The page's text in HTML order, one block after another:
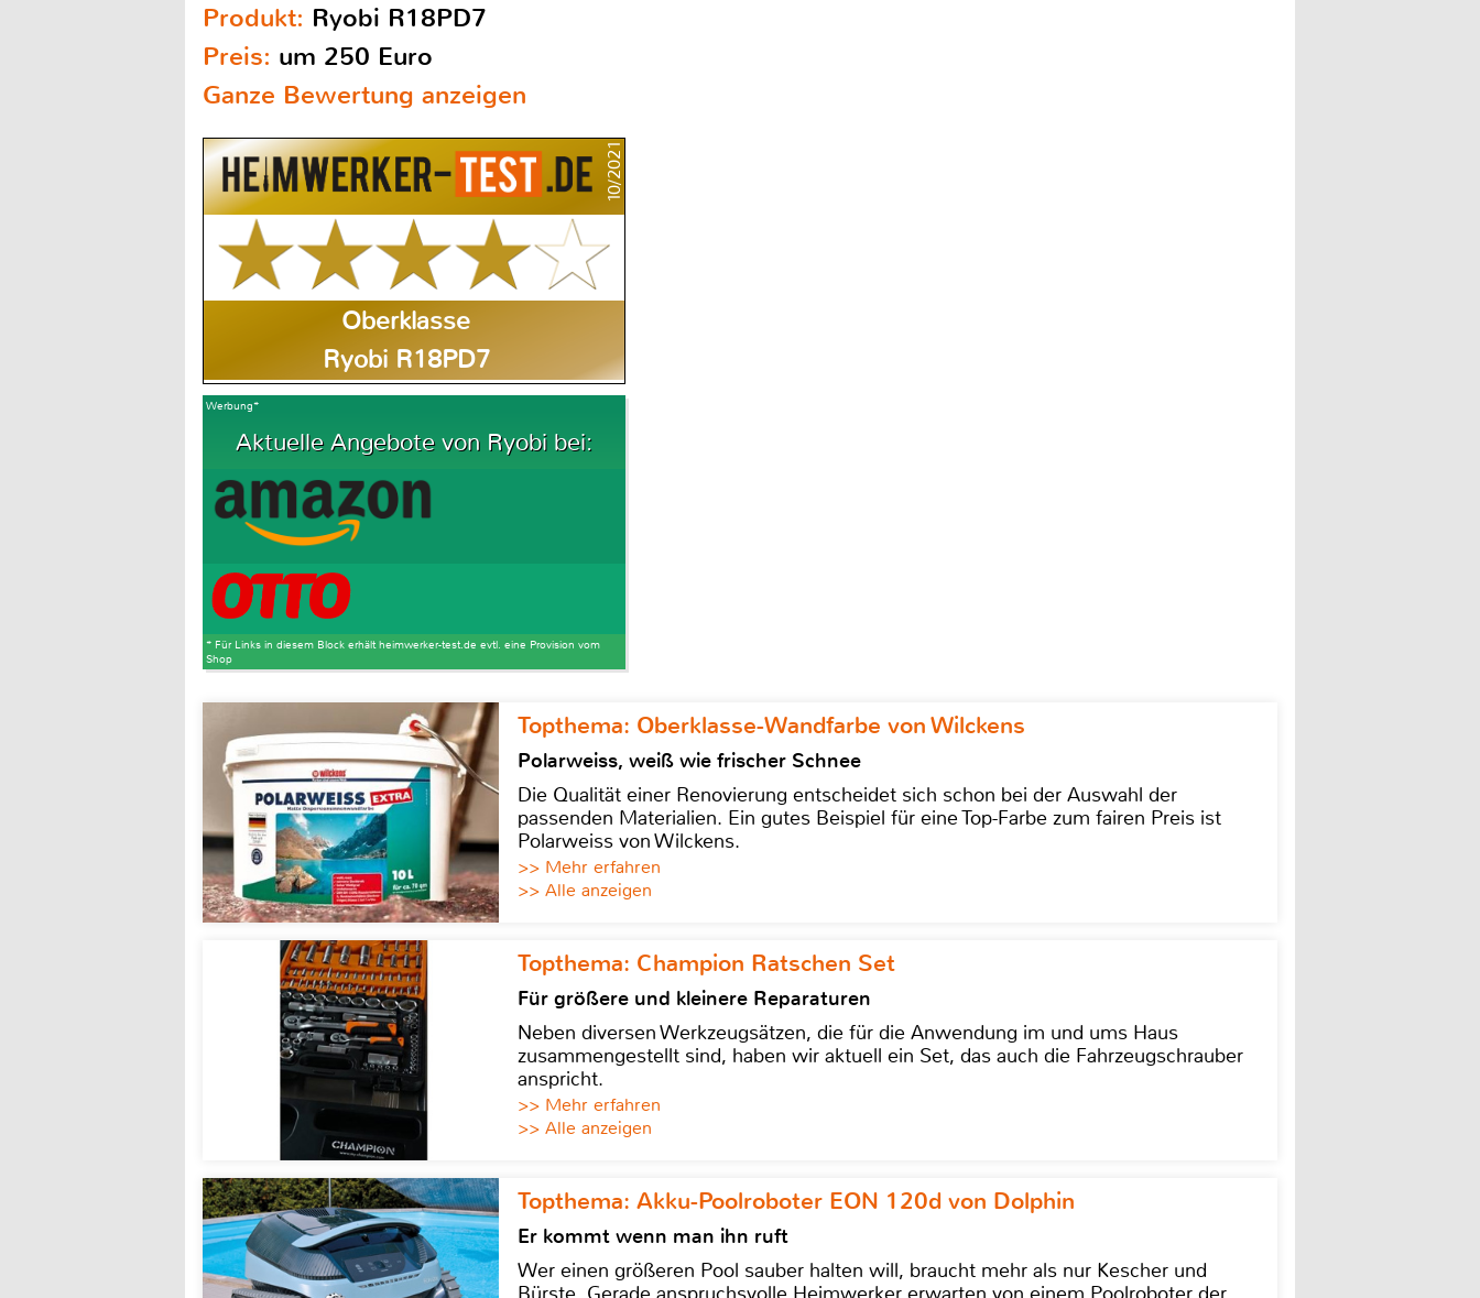
Produkt: Ryobi R18PD7
Preis: um 250 Euro
Ganze Bewertung anzeigen
10/2021
Oberklasse
Ryobi R18PD7
Werbung*
Aktuelle Angebote von Ryobi bei:
* Für Links in diesem Block erhält heimwerker-test.de evtl. eine Provision vom
Shop
Topthema: Oberklasse-Wandfarbe von Wilckens
Polarweiss, weiß wie frischer Schnee
Die Qualität einer Renovierung entscheidet sich schon bei der Auswahl der
passenden Materialien. Ein gutes Beispiel für eine Top-Farbe zum fairen Preis ist
Polarweiss von Wilckens.
>> Mehr erfahren
>> Alle anzeigen
Topthema: Champion Ratschen Set
Für größere und kleinere Reparaturen
Neben diversen Werkzeugsätzen, die für die Anwendung im und ums Haus
zusammengestellt sind, haben wir aktuell ein Set, das auch die Fahrzeugschrauber
anspricht.
>> Mehr erfahren
>> Alle anzeigen
Topthema: Akku-Poolroboter EON 120d von Dolphin
Er kommt wenn man ihn ruft
Wer einen größeren Pool sauber halten will, braucht mehr als nur Kescher und